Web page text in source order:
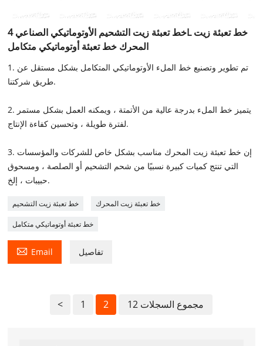
خط تعبئة زيت التشحيم الأوتوماتيكي الصناعي 4L خط تعبئة زيت
المحرك خط تعبئة أوتوماتيكي متكامل
1. تم تطوير وتصنيع خط الملء الأوتوماتيكي المتكامل بشكل مستقل عن
طريق شركتنا.
2. يتميز خط الملء بدرجة عالية من الأتمتة ، ويمكنه العمل بشكل مستمر
لفترة طويلة ، وتحسين كفاءة الإنتاج.
3. إن خط تعبئة زيت المحرك مناسب بشكل خاص للشركات والمؤسسات
التي تنتج كميات كبيرة نسبيًا من شحم التشحيم أو الصلصة ، ومسحوق
حبيبات ، إلخ.
خط تعبئة زيت التشحيم خط تعبئة زيت المحرك
خط تعبئة أوتوماتيكي متكامل
 Email تفاصيل
< 1 2 12 مجموع السجلات